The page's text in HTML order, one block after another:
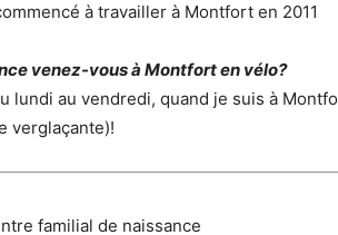
à travailler à Montfort en 2011
venez-vous à Montfort en vélo?
lundi au vendredi, quand je suis à
verglaçante)!
familial de naissance